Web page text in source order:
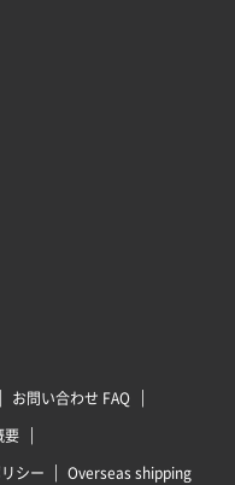
お問い合わせ FAQ
要
シー Overseas shipping